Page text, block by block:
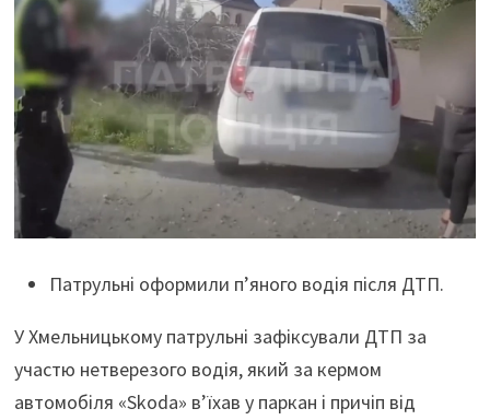
Патрульні оформили п’яного водія після ДТП.
У Хмельницькому патрульні зафіксували ДТП за
участю нетверезого водія, який за кермом
автомобіля «Skoda» в’їхав у паркан і причіп від